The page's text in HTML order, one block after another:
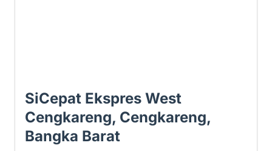
SiCepat Ekspres West
Cengkareng, Cengkareng,
Bangka Barat